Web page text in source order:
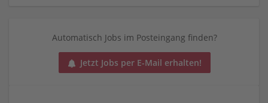
Automatisch Jobs im Posteingang finden?
Jetzt Jobs per E-Mail erhalten!